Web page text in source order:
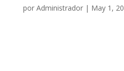
por Administrador| May 1,